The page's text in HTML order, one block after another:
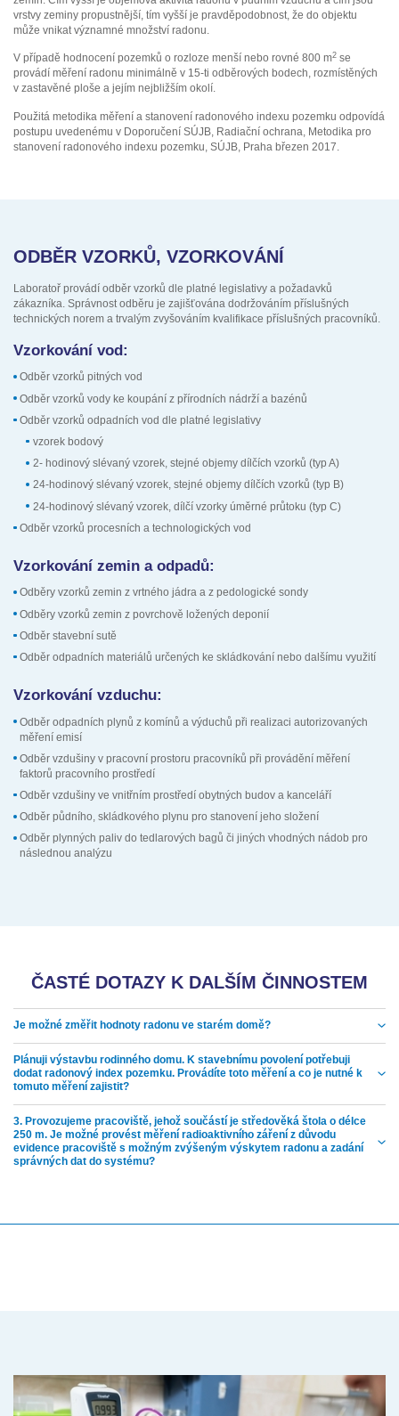
vrstvy zeminy propustnější, tím vyšší je pravděpodobnost, že do objektu
může vnikat významné množství radonu.
V případě hodnocení pozemků o rozloze menší nebo rovné 800 m2 se
provádí měření radonu minimálně v 15-ti odběrových bodech, rozmístěných
v zastavěné ploše a jejím nejbližším okolí.
Použitá metodika měření a stanovení radonového indexu pozemku odpovídá
postupu uvedenému v Doporučení SÚJB, Radiační ochrana, Metodika pro
stanovení radonového indexu pozemku, SÚJB, Praha březen 2017.
ODBĚR VZORKŮ, VZORKOVÁNÍ
Laboratoř provádí odběr vzorků dle platné legislativy a požadavků
zákazníka. Správnost odběru je zajišťována dodržováním příslušných
technických norem a trvalým zvyšováním kvalifikace příslušných pracovníků.
Vzorkování vod:
Odběr vzorků pitných vod
Odběr vzorků vody ke koupání z přírodních nádrží a bazénů
Odběr vzorků odpadních vod dle platné legislativy
vzorek bodový
2- hodinový slévaný vzorek, stejné objemy dílčích vzorků (typ A)
24-hodinový slévaný vzorek, stejné objemy dílčích vzorků (typ B)
24-hodinový slévaný vzorek, dílčí vzorky úměrné průtoku (typ C)
Odběr vzorků procesních a technologických vod
Vzorkování zemin a odpadů:
Odběry vzorků zemin z vrtného jádra a z pedologické sondy
Odběry vzorků zemin z povrchově ložených deponií
Odběr stavební sutě
Odběr odpadních materiálů určených ke skládkování nebo dalšímu využití
Vzorkování vzduchu:
Odběr odpadních plynů z komínů a výduchů při realizaci autorizovaných
měření emisí
Odběr vzdušiny v pracovní prostoru pracovníků při provádění měření
faktorů pracovního prostředí
Odběr vzdušiny ve vnitřním prostředí obytných budov a kanceláří
Odběr půdního, skládkového plynu pro stanovení jeho složení
Odběr plynných paliv do tedlarových bagů či jiných vhodných nádob pro
následnou analýzu
ČASTÉ DOTAZY K DALŠÍM ČINNOSTEM
Je možné změřit hodnoty radonu ve starém domě?
Plánuji výstavbu rodinného domu. K stavebnímu povolení potřebuji
dodat radonový index pozemku. Provádíte toto měření a co je nutné k
tomuto měření zajistit?
3. Provozujeme pracoviště, jehož součástí je středověká štola o délce
250 m. Je možné provést měření radioaktivního záření z důvodu
evidence pracoviště s možným zvýšeným výskytem radonu a zadání
správných dat do systému?